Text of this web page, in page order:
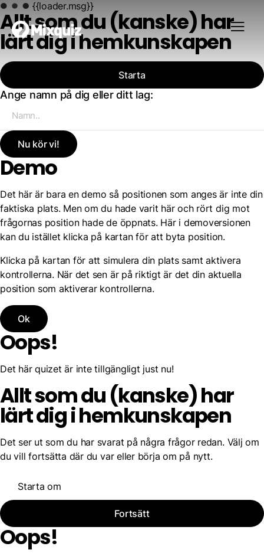
{{loader.msg}}
Allt som du (kanske) har
lärt dig i hemkunskapen
Starta
Ange namn på dig eller ditt lag:
Nu kör vi!
Demo
Det här är bara en demo så positionen som anges är inte din
faktiska plats. Men om du hade varit här och rört dig mot
frågornas position hade de öppnats. Här i demoversionen
kan du istället klicka på kartan för att byta position.
Klicka på kartan för att simulera din plats samt aktivera
kontrollerna. När det sen är på riktigt är det din aktuella
position som aktiverar kontrollerna.
Ok
Oops!
Det här quizet är inte tillgängligt just nu!
Allt som du (kanske) har
lärt dig i hemkunskapen
Det ser ut som du har svarat på några frågor redan. Välj om
du vill fortsätta där du var eller börja om på nytt.
Starta om
Fortsätt
Oops!